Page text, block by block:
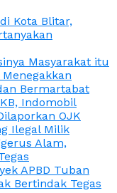
Kota Blitar,
Masyarakat itu
Bermartabat
Indomobil
OJK
Ilegal Milik
Alam,
APBD Tuban
Bertindak Tegas